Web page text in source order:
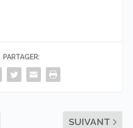
PARTAGER:
SUIVANT